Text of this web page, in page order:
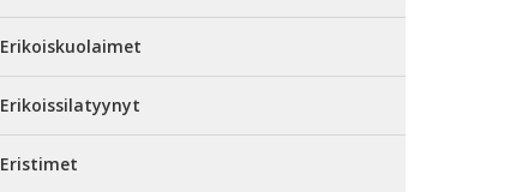
Erikoiskuolaimet
Erikoissilatyynyt
Eristimet